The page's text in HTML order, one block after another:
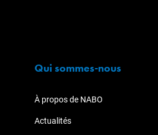
Qui sommes-nous
À propos de NABO
Actualités